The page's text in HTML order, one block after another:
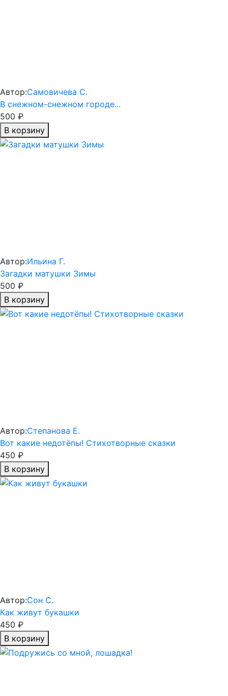
Автор:Самовичева С.
В снежном-снежном городе...
500 ₽
В корзину
Автор:Ильина Г.
Загадки матушки Зимы
500 ₽
В корзину
Автор:Степанова Е.
Вот какие недотёпы! Стихотворные сказки
450 ₽
В корзину
Автор:Сон С.
Как живут букашки
450 ₽
В корзину